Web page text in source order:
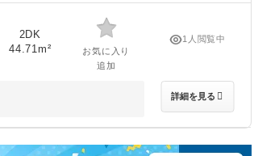
2DK
44.71m²
お気に入り
追加
1人閲覧中
詳細を見る